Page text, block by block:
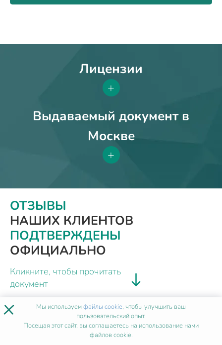
Лицензии
+
Выдаваемый документ в
Москве
+
ОТЗЫВЫ
НАШИХ КЛИЕНТОВ
ПОДТВЕРЖДЕНЫ
ОФИЦИАЛЬНО
Кликните, чтобы прочитать
документ
× Мы используемфайлы cookie, чтобы улучшить ваш
пользовательский опыт.
Посещая этот сайт, вы соглашаетесь на использование нами
файлов cookie.